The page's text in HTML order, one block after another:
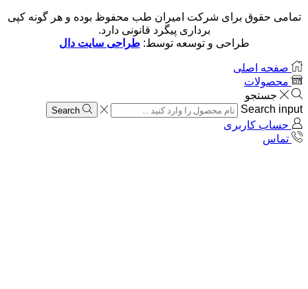
تمامی حقوق برای شرکت امیران طب محفوظ بوده و هر گونه کپی
برداری پیگرد قانونی دارد.
طراحی و توسعه توسط:طراحی سایت دال
صفحه اصلی
محصولات
جستجو
Search input
Search
حساب کاربری
تماس